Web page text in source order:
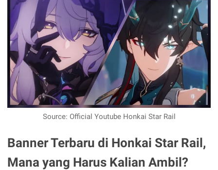
Source: Official Youtube Honkai Star Rail
Banner Terbaru di Honkai Star Rail,
Mana yang Harus Kalian Ambil?